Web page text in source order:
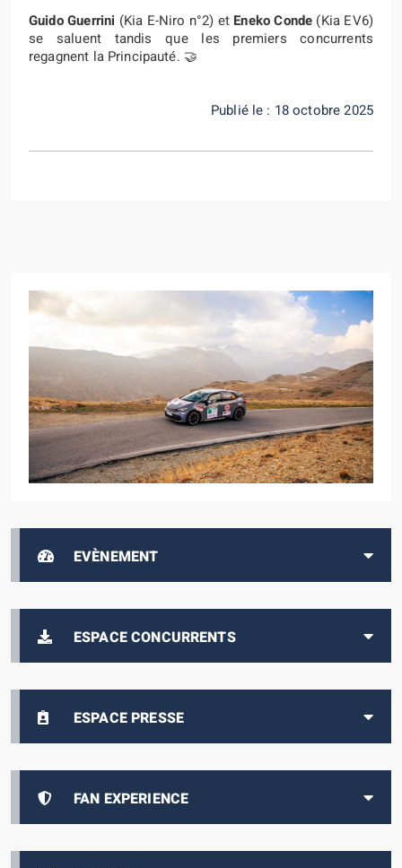
EVÈNEMENT
ESPACE CONCURRENTS
ESPACE PRESSE
FAN EXPERIENCE
Guido Guerrini (Kia E-Niro n°2) et Eneko Conde (Kia EV6)
se saluent tandis que les premiers concurrents
regagnent la Principauté. 🤝
Publié le : 18 octobre 2025